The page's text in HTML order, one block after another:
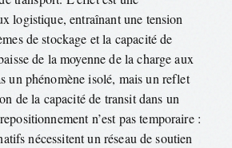
logistique, entraînant une tension
de stockage et la capacité de
de la moyenne de la charge aux
un phénomène isolé, mais un reflet
de la capacité de transit dans un
n’est pas temporaire :
nécessitent un réseau de soutien